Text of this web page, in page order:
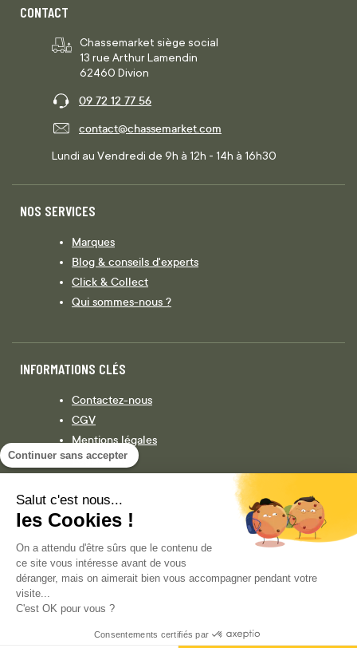
Continuer sans accepter
Salut c'est nous...
les Cookies !
On a attendu d'être sûrs que le contenu de
ce site vous intéresse avant de vous
déranger, mais on aimerait bien vous accompagner pendant votre
visite...
C'est OK pour vous ?
Consentements certifiés par
CONTACT
Chassemarket siège social
13 rue Arthur Lamendin
62460 Divion
09 72 12 77 56
contact@chassemarket.com
Lundi au Vendredi de 9h à 12h - 14h à 16h30
NOS SERVICES
Marques
Blog & conseils d'experts
Click & Collect
Qui sommes-nous ?
INFORMATIONS CLÉS
Contactez-nous
CGV
Mentions légales
Législation
Facebook Instagram
COPYRIGHT © 2013-AUJOURD'HUI MAGENTO, INC. TOUS DROITS RÉSERVÉS.